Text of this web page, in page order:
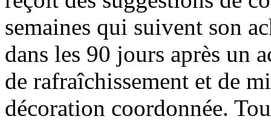
semaines qui suivent son
dans les 90 jours après un
de rafraîchissement et de
décoration coordonnée.